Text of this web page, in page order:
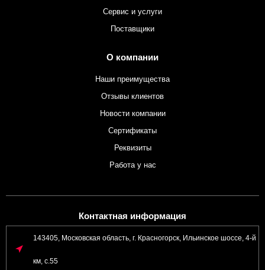
Сервис и услуги
Поставщики
О компании
Наши преимущества
Отзывы клиентов
Новости компании
Сертификаты
Реквизиты
Работа у нас
Контактная информация
143405, Московская область, г. Красногорск, Ильинское шоссе, 4-й
км, с.55